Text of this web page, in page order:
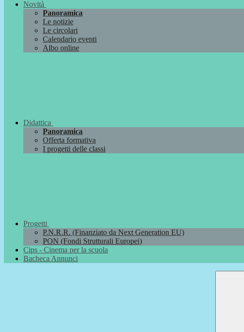
Novità
Panoramica
Le notizie
Le circolari
Calendario eventi
Albo online
Didattica
Panoramica
Offerta formativa
I progetti delle classi
Progetti
P.N.R.R. (Finanziato da Next Generation EU)
PON (Fondi Strutturali Europei)
Cips - Cinema per la scuola
Bacheca Annunci